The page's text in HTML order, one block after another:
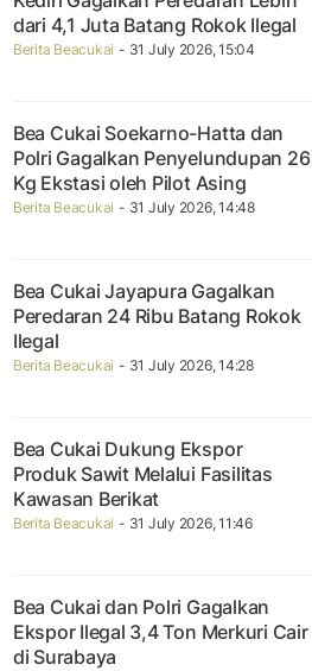
dari 4,1 Juta Batang Rokok Ilegal
Berita Beacukai - 31 July 2026, 15:04
Bea Cukai Soekarno-Hatta dan
Polri Gagalkan Penyelundupan 26
Kg Ekstasi oleh Pilot Asing
Berita Beacukai - 31 July 2026, 14:48
Bea Cukai Jayapura Gagalkan
Peredaran 24 Ribu Batang Rokok
Ilegal
Berita Beacukai - 31 July 2026, 14:28
Bea Cukai Dukung Ekspor
Produk Sawit Melalui Fasilitas
Kawasan Berikat
Berita Beacukai - 31 July 2026, 11:46
Bea Cukai dan Polri Gagalkan
Ekspor Ilegal 3,4 Ton Merkuri Cair
di Surabaya